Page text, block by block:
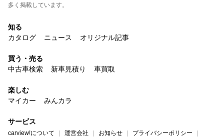
多く掲載しています。
知る
カタログ
ニュース オリジナル記事
買う・売る
中古車検索
新車見積り 車買取
楽しむ
マイカー
みんカラ
サービス
carview!について 運営会社 お知らせ
プライバシーポリシー